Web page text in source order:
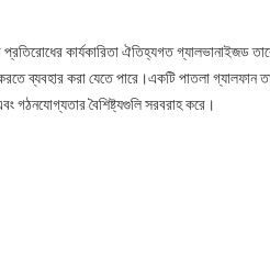
কার্যকারিতা ঐতিহ্যগত গ্যালভানাইজড
ব্যবহার করা যেতে পারে।একটি পাতলা গ্যালফান
গঠনযোগ্যতার বৈশিষ্ট্যগুলি সরবরাহ করে।